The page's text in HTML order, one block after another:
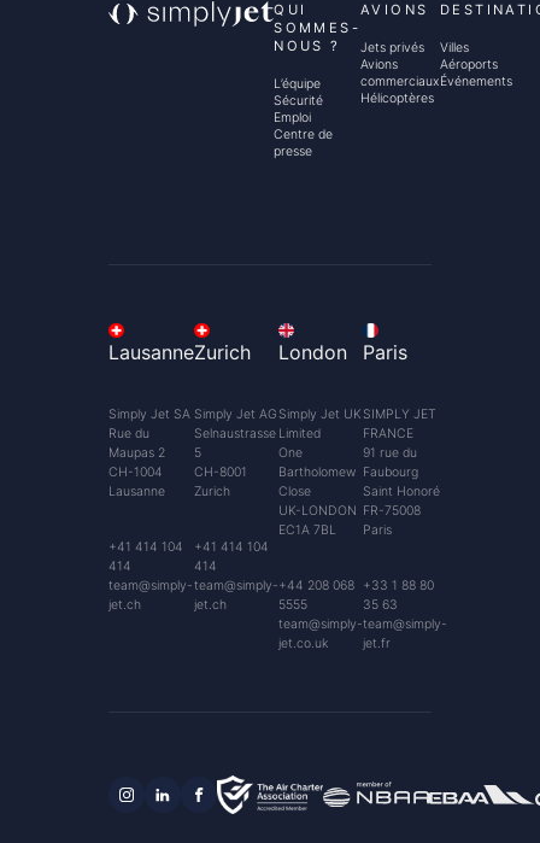
QUI
SOMMES-
NOUS ?
L’équipe
Sécurité
Emploi
Centre de
presse
AVIONS
Jets privés
Avions
commerciaux
Hélicoptères
Villes
Aéroports
Événements
Lausanne
Simply Jet SA
Rue du
Maupas 2
CH-1004
Lausanne
+41 414 104
414
team@simply-
jet.ch
Zurich
Simply Jet AG
Selnaustrasse
5
CH-8001
Zurich
+41 414 104
414
team@simply-
jet.ch
London
Simply Jet UK
Limited
One
Bartholomew
Close
UK-LONDON
EC1A 7BL
+44 208 068
5555
team@simply-
jet.co.uk
Paris
SIMPLY JET
FRANCE
91 rue du
Faubourg
Saint Honoré
FR-75008
Paris
+33 1 88 80
35 63
team@simply-
jet.fr